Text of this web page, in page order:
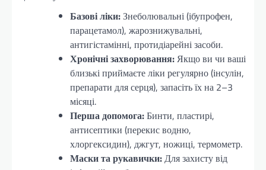
Базові ліки:Знеболювальні (ібупрофен,
парацетамол), жарознижувальні,
антигістамінні, протидіарейні засоби.
Хронічні захворювання:Якщо ви чи ваші
близькі приймаєте ліки регулярно (інсулін,
препарати для серця), запасіть їх на 2–3
місяці.
Перша допомога:Бинти, пластирі,
антисептики (перекис водню,
хлоргексидин), джгут, ножиці, термометр.
Маски та рукавички:Для захисту від